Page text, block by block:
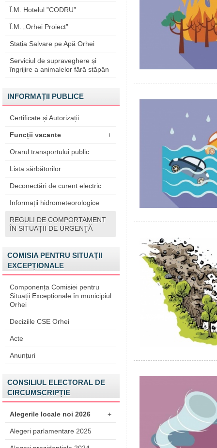
Î.M. Hotelul ”CODRU”
Î.M. „Orhei Proiect”
Stația Salvare pe Apă Orhei
Serviciul de supraveghere și
îngrijire a animalelor fără stăpân
INFORMAȚII PUBLICE
Certificate și Autorizații
Funcții vacante +
Orarul transportului public
Lista sărbătorilor
Deconectări de curent electric
Informații hidrometeorologice
REGULI DE COMPORTAMENT
ÎN SITUAŢII DE URGENŢĂ
COMISIA PENTRU SITUAȚII
EXCEPȚIONALE
Componența Comisiei pentru
Situații Excepționale în municipiul
Orhei
Deciziile CSE Orhei
Acte
Anunțuri
CONSILIUL ELECTORAL DE
CIRCUMSCRIPȚIE
Alegerile locale noi 2026 +
Alegeri parlamentare 2025